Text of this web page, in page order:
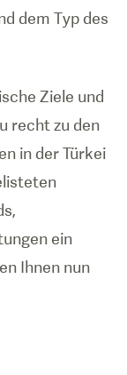
dem Typ des
Ziele und
recht zu den
in der Türkei
ein
Ihnen nun